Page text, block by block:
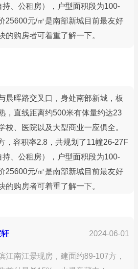
、公租房），户型面积段为100-
25600元/㎡是南部新城目前最友好
的购房者可着重了解一下。
晨晖路交叉口，身处南部新城，板
，直线距离约500米有体量约达23
校、医院以及大型商业一应俱全。
，容积率2.8，共规划了11幢26-27F
、公租房），户型面积段为100-
25600元/㎡是南部新城目前最友好
的购房者可着重了解一下。
2024-06-01
江南江景现房，建面约89-107方，